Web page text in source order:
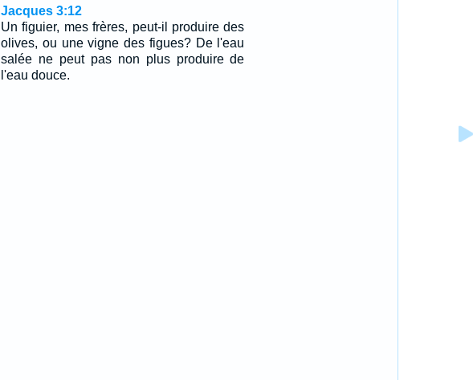
Jacques 3:12
Un figuier, mes frères, peut-il produire des
olives, ou une vigne des figues? De l'eau
salée ne peut pas non plus produire de
l'eau douce.